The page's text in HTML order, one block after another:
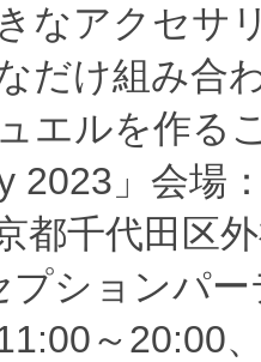
なアクセサ
だけ組み合
エルを作る
2023」会
都千代田区
プションパ
～20:00